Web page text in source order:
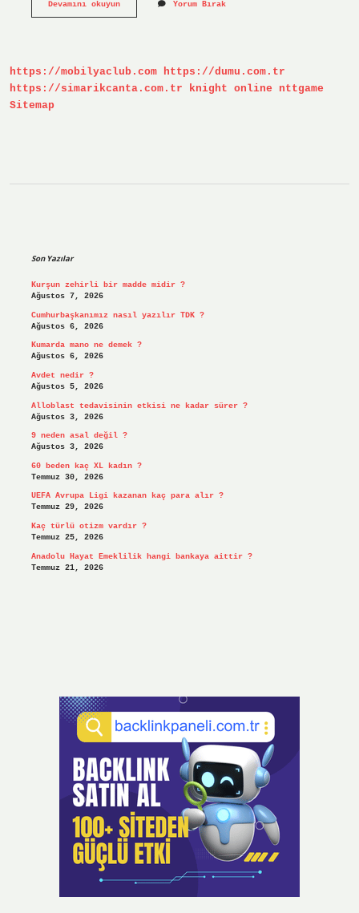
Devamını okuyunPolis
Mi
Yorum Bırak
https://mobilyaclub.com https://dumu.com.tr
https://simarikcanta.com.tr
knight online
nttgame
Sitemap
Son Yazılar
Kurşun zehirli bir madde midir ?
Ağustos 7, 2026
Cumhurbaşkanımız nasıl yazılır TDK ?
Ağustos 6, 2026
Kumarda mano ne demek ?
Ağustos 6, 2026
Avdet nedir ?
Ağustos 5, 2026
Alloblast tedavisinin etkisi ne kadar sürer ?
Ağustos 3, 2026
9 neden asal değil ?
Ağustos 3, 2026
60 beden kaç XL kadın ?
Temmuz 30, 2026
UEFA Avrupa Ligi kazanan kaç para alır ?
Temmuz 29, 2026
Kaç türlü otizm vardır ?
Temmuz 25, 2026
Anadolu Hayat Emeklilik hangi bankaya aittir ?
Temmuz 21, 2026